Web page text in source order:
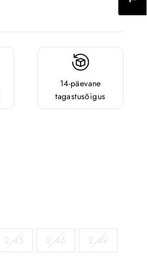
14-päevane
tagastusõigus
2.45 2.46 2.49